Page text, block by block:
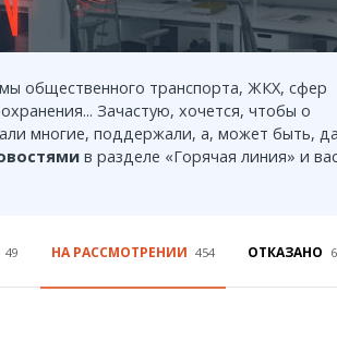
Погода
Темиртау
Балхаш
Жезказган
Справочник
общественного транспорта, ЖКХ, сфер
Зачастую, хочется, чтобы о
многие, поддержали, а, может быть,
в разделе «Горячая линия» и
49 НА РАССМОТРЕНИИ 454 ОТКАЗАНО 6